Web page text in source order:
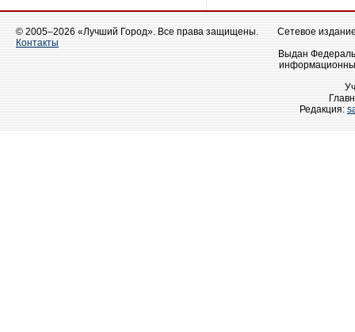
© 2005–2026 «Лучший Город». Все права защищены.
Контакты
Сетевое
Выдан
Редакция: